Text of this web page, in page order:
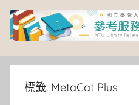
Skip
content
臺
灣
標籤: MetaCat Plus